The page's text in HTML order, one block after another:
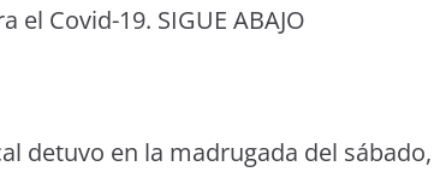
Covid-19. SIGUE ABAJO
detuvo en la madrugada del sábado,